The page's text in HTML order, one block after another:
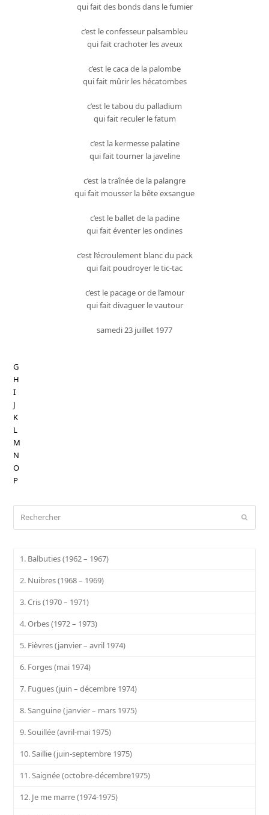
qui fait des bonds dans le fumier
c’est le confesseur palsambleu
qui fait crachoter les aveux
c’est le caca de la palombe
qui fait mûrir les hécatombes
c’est le tabou du palladium
qui fait reculer le fatum
c’est la kermesse palatine
qui fait tourner la javeline
c’est la traînée de la palangre
qui fait mousser la bête exsangue
c’est le ballet de la padine
qui fait éventer les ondines
c’est l’écroulement blanc du pack
qui fait poudroyer le tic-tac
c’est le pacage or de l’amour
qui fait divaguer le vautour
samedi 23 juillet 1977
G
H
I
J
K
L
M
N
O
P
1. Balbuties (1962 – 1967)
2. Nuibres (1968 – 1969)
3. Cris (1970 – 1971)
4. Orbes (1972 – 1973)
5. Fièvres (janvier – avril 1974)
6. Forges (mai 1974)
7. Fugues (juin – décembre 1974)
8. Sanguine (janvier – mars 1975)
9. Souillée (avril-mai 1975)
10. Saillie (juin-septembre 1975)
11. Saignée (octobre-décembre1975)
12. Je me marre (1974-1975)